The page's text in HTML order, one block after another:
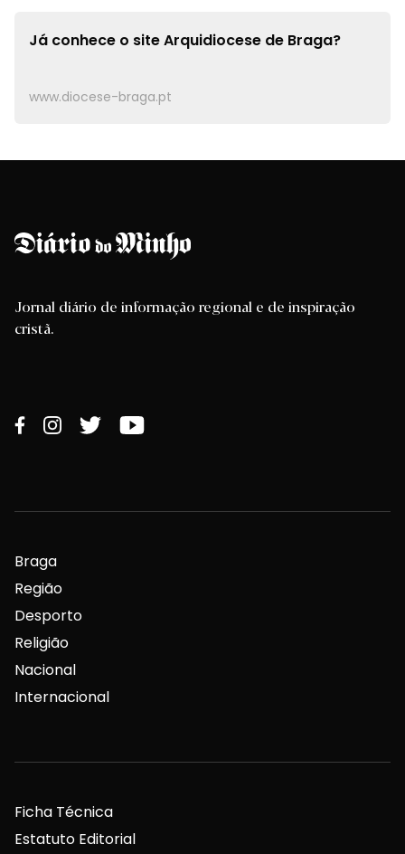
Já conhece o siteArquidiocese de Braga?
www.diocese-braga.pt
Jornal diário de informação regional e de inspiração
cristã.
Braga
Região
Desporto
Religião
Nacional
Internacional
Ficha Técnica
Estatuto Editorial